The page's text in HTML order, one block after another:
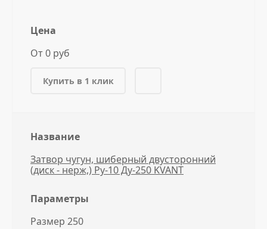
Цена
От 0 руб
Купить в 1 клик
Название
Затвор чугун, шиберный двусторонний
(диск - нерж,) Ру-10 Ду-250 KVANT
Параметры
Размер 250